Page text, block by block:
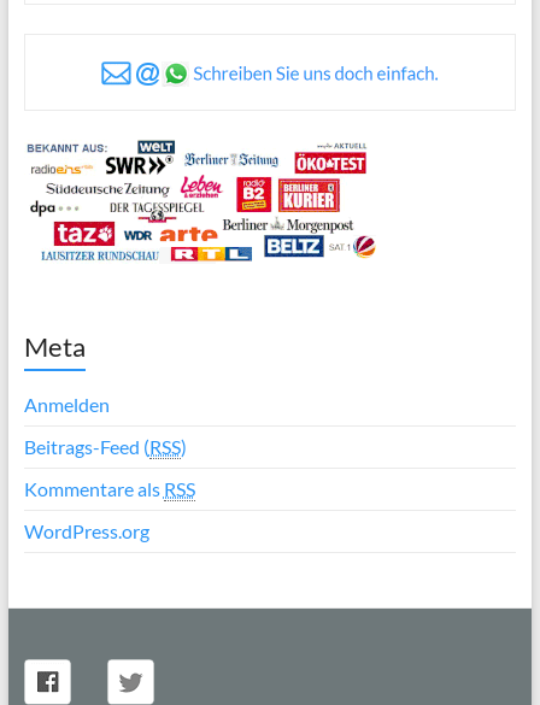
Meta
Anmelden
Beitrags-Feed (RSS)
Kommentare als RSS
WordPress.org